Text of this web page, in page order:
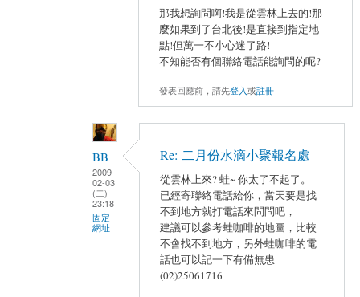
那我想詢問啊!我是從雲林上去的!那
麼如果到了台北後!是直接到指定地
點!但萬一不小心迷了路!
不知能否有個聯絡電話能詢問的呢?
發表回應前，請先登入或註冊
BB
2009-
02-03
(二)
23:18
固定
網址
Re: 二月份水滴小聚報名處
從雲林上來? 蛙~ 你太了不起了。
已經寄聯絡電話給你，當天要是找
不到地方就打電話來問問吧，
建議可以參考蛙咖啡的地圖，比較
不會找不到地方，另外蛙咖啡的電
話也可以記一下有備無患
(02)25061716